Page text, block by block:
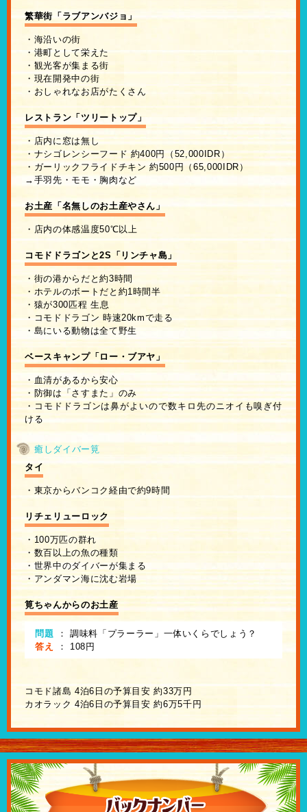
繁華街「ラブアンバジョ」
・海沿いの街
・港町として栄えた
・観光客が集まる街
・現在開発中の街
・おしゃれなお店がたくさん
レストラン「ツリートップ」
・店内に窓は無し
・ナシゴレンシーフード 約400円（52,000IDR）
・ガーリックフライドチキン 約500円（65,000IDR）
→手羽先・モモ・胸肉など
お土産「名無しのお土産やさん」
・店内の体感温度50℃以上
コモドドラゴンと2S「リンチャ島」
・街の港からだと約3時間
・ホテルのボートだと約1時間半
・猿が300匹程 生息
・コモドドラゴン 時速20kmで走る
・島にいる動物は全て野生
ベースキャンプ「ロー・ブアヤ」
・血清があるから安心
・防御は「さすまた」のみ
・コモドドラゴンは鼻がよいので数キロ先のニオイも嗅ぎ付
ける
癒しダイバー筧
タイ
・東京からバンコク経由で約9時間
リチェリューロック
・100万匹の群れ
・数百以上の魚の種類
・世界中のダイバーが集まる
・アンダマン海に沈む岩場
筧ちゃんからのお土産
問題 ： 調味料「プラーラー」一体いくらでしょう？
答え
： 108円
コモド諸島 4泊6日の予算目安 約33万円
カオラック 4泊6日の予算目安 約6万5千円